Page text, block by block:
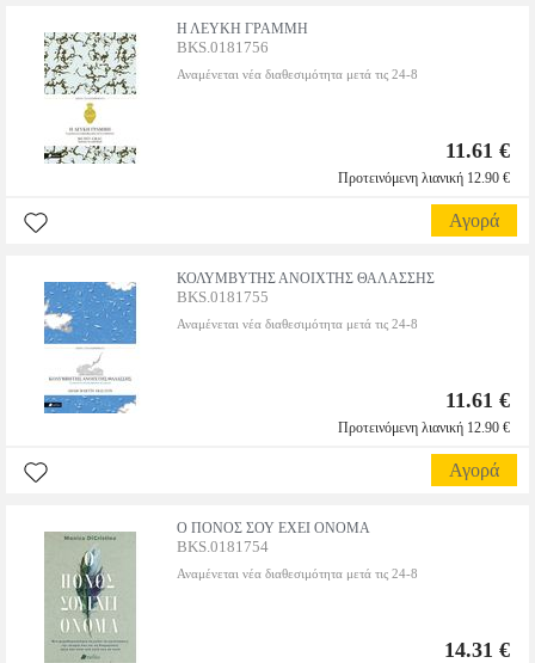
Η ΛΕΥΚΗ ΓΡΑΜΜΗ
BKS.0181756
Αναμένεται νέα διαθεσιμότητα μετά τις 24-8
11.61 €
Προτεινόμενη λιανική 12.90 €
Αγορά
ΚΟΛΥΜΒΥΤΗΣ ΑΝΟΙΧΤΗΣ ΘΑΛΑΣΣΗΣ
BKS.0181755
Αναμένεται νέα διαθεσιμότητα μετά τις 24-8
11.61 €
Προτεινόμενη λιανική 12.90 €
Αγορά
Ο ΠΟΝΟΣ ΣΟΥ ΕΧΕΙ ΟΝΟΜΑ
BKS.0181754
Αναμένεται νέα διαθεσιμότητα μετά τις 24-8
14.31 €